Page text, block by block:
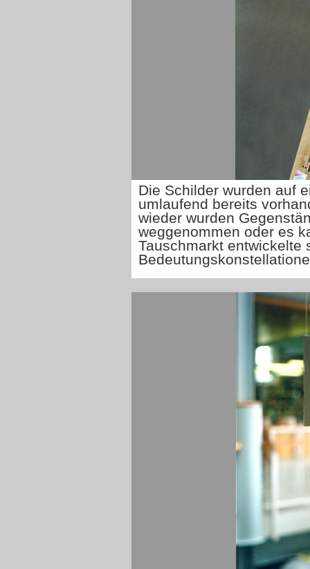
Die Schilder wurden auf
umlaufend bereits
wieder wurden
weggenommen oder es
Tauschmarkt entwickelte